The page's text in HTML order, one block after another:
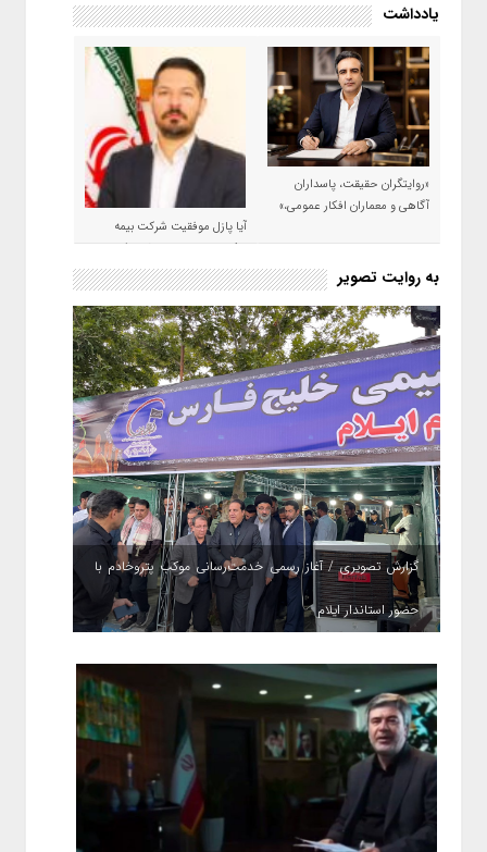
یادداشت
«روایتگران حقیقت، پاسداران
آگاهی و معماران افکار عمومی،»
آیا پازل موفقیت شرکت بیمه
حکمت صبا در سال ۱۴۰۵ کامل می
شود؟!
به روایت تصویر
گزارش تصویری / آغاز رسمی خدمت‌رسانی موکب پتروخادم با
حضور استاندار ایلام